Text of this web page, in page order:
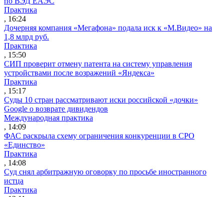
Практика
, 16:24
Дочерняя компания «Мегафона» подала иск к «М.Видео» на
1,8 млрд руб.
Практика
, 15:50
СИП проверит отмену патента на систему управления
устройствами после возражений «Яндекса»
Практика
, 15:17
Суды 10 стран рассматривают иски российской «дочки»
Google о возврате дивидендов
Международная практика
, 14:09
ФАС раскрыла схему ограничения конкуренции в СРО
«Единство»
Практика
, 14:08
Суд снял арбитражную оговорку по просьбе иностранного
истца
Практика